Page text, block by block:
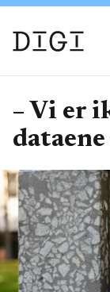
– Vi er